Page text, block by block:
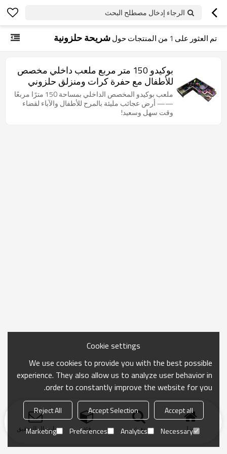
الرجاء إدخال مصطلح البحث
تم العثور على 1 من المنتجات حولشريحة حلزونية
بوكيدو 150 متر مربع ملعب داخلي مخصص
للأطفال مع حفرة كرات ومنزلق حلزوني
ونفق وحفرة رمل وترامبولين ومتنزهاتملعب بوكيدو المخصص الداخلي بمساحة 150 مترًا مربعًا
—— أرض عجائب مليئة بالمرح للأطفال والآباء لقضاء
وقت سهل وسعيد!
منزل بحث فئة ارسال التحقيق
Cookie settings
We use cookies to provide you with the best possible
experience. They also allow us to analyze user behavior in
order to constantly improve the website for you.
Accept all
Accept Selection
Reject All
Necessary
Analytics
Preferences
Marketing